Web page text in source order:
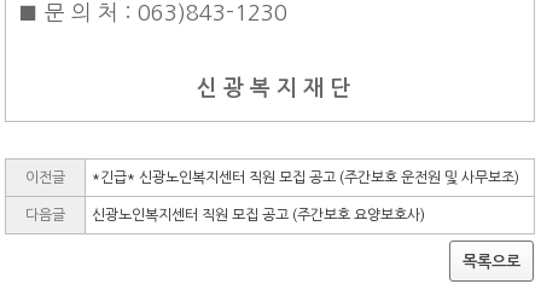
■ 문 의 처 : 063)843-1230
신 광 복 지 재 단
이전글 *긴급* 신광노인복지센터 직원 모집 공고 (주간보호 운전원 및 사무보조)
다음글 신광노인복지센터 직원 모집 공고 (주간보호 요양보호사)
목록으로